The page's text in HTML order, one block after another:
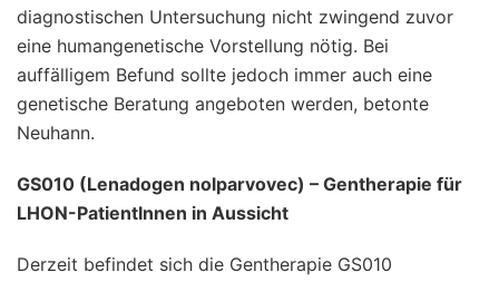
diagnostischen Untersuchung nicht zwingend zuvor
eine humangenetische Vorstellung nötig. Bei
auffälligem Befund sollte jedoch immer auch eine
genetische Beratung angeboten werden, betonte
Neuhann.
GS010 (Lenadogen nolparvovec) – Gentherapie für
LHON-PatientInnen in Aussicht
Derzeit befindet sich die Gentherapie GS010